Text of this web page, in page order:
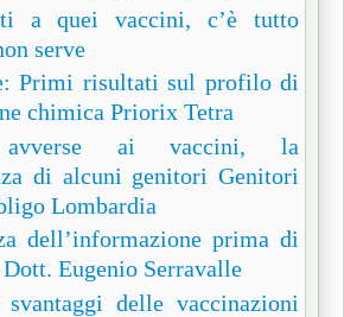
a quei vaccini, c’è tutto
serve
Primi risultati sul profilo di
chimica Priorix Tetra
avverse ai vaccini, la
di alcuni genitori Genitori
Lombardia
dell’informazione prima di
Eugenio Serravalle
delle vaccinazioni